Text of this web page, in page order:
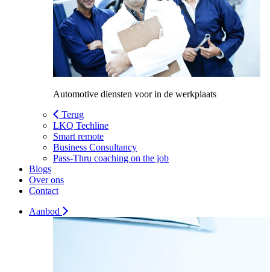
Automotive diensten voor in de werkplaats
Terug
LKQ Techline
Smart remote
Business Consultancy
Pass-Thru coaching on the job
Blogs
Over ons
Contact
Aanbod